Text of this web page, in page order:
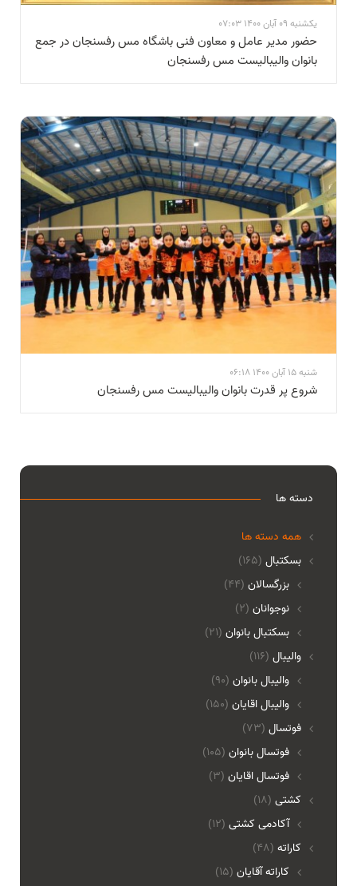
یکشنبه 09 آبان 1400 07:03
حضور مدیر عامل و معاون فنی باشگاه مس رفسنجان در جمع
بانوان والیبالیست مس رفسنجان
شنبه 15 آبان 1400 06:18
شروع پر قدرت بانوان والیبالیست مس رفسنجان
دسته ها
همه دسته ها
(165) بسکتبال
بزرگسالان (44)
نوجوانان (2)
بسکتبال بانوان (21)
(116) والیبال
واليبال بانوان (90)
واليبال اقايان (150)
(73) فوتسال
فوتسال بانوان (105)
فوتسال اقايان (3)
(18) کشتی
آکادمی کشتی (12)
(48) کاراته
کاراته آقایان (15)